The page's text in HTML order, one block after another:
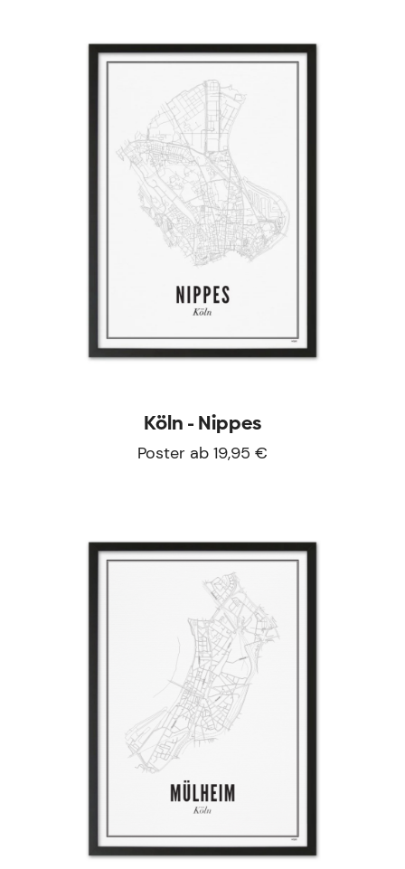
Köln - Nippes
Poster ab 19,95 €